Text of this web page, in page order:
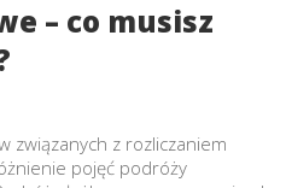
– co musisz
związanych z rozliczaniem
pojęć podróży